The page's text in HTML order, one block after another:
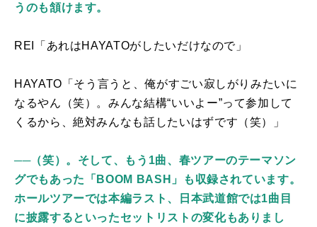
うのも頷けます。
REI「あれはHAYATOがしたいだけなので」
HAYATO「そう言うと、俺がすごい寂しがりみたいに
なるやん（笑）。みんな結構“いいよー”って参加して
くるから、絶対みんなも話したいはずです（笑）」
──（笑）。そして、もう1曲、春ツアーのテーマソン
グでもあった「BOOM BASH」も収録されています。
ホールツアーでは本編ラスト、日本武道館では1曲目
に披露するといったセットリストの変化もありまし